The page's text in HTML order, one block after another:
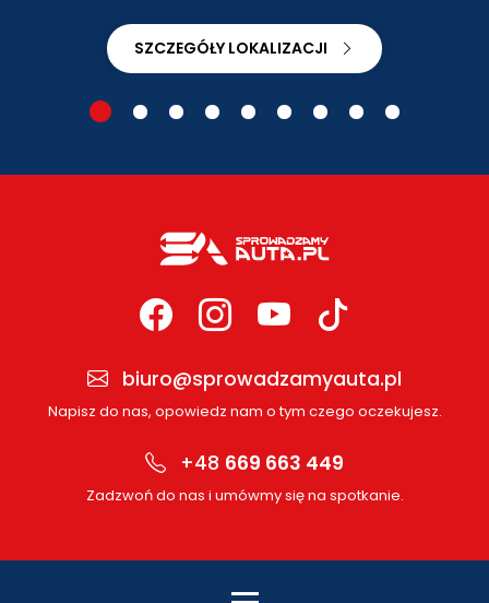
SZCZEGÓŁY LOKALIZACJI
biuro@sprowadzamyauta.pl
Napisz do nas, opowiedz nam o tym czego oczekujesz.
+48 669 663 449
Zadzwoń do nas i umówmy się na spotkanie.